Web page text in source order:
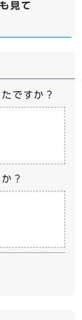
見て
ですか？
？